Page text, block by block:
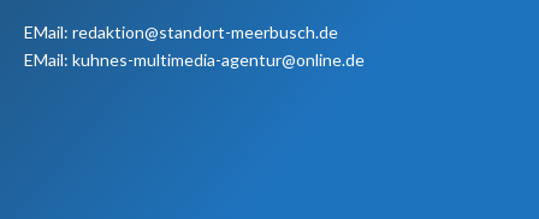
EMail: redaktion@standort-meerbusch.de
EMail: kuhnes-multimedia-agentur@online.de